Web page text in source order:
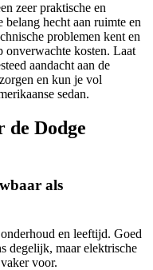
zeer praktische en
hecht aan ruimte en
problemen kent en
onverwachte kosten. Laat
aandacht aan de
en kun je vol
sedan.
de Dodge
als
en leeftijd. Goed
degelijk, maar elektrische
voor.